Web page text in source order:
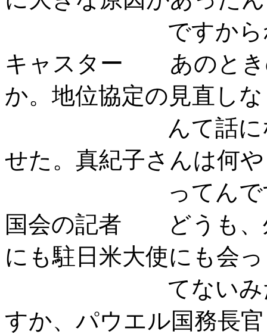
ですからね
キャスター あのとき
か。地位協定の見直しな
んて話にならな
せた。真紀子さんは何や
ってんです
国会の記者 どうも、
にも駐日米大使にも会っ
てないみたいで
すか、パウエル国務長官